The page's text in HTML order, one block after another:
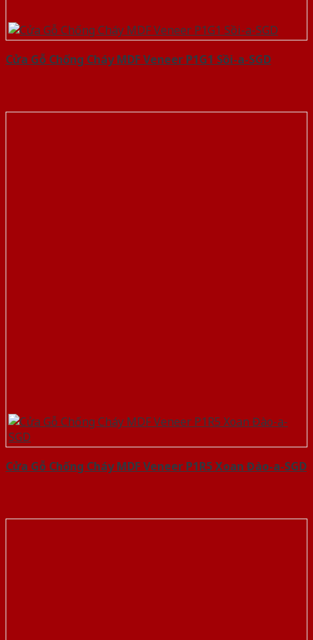
Cửa Gỗ Chống Cháy MDF Veneer P1G1 Sồi-a-SGD
Cửa Gỗ Chống Cháy MDF Veneer P1R5 Xoan Đào-a-SGD